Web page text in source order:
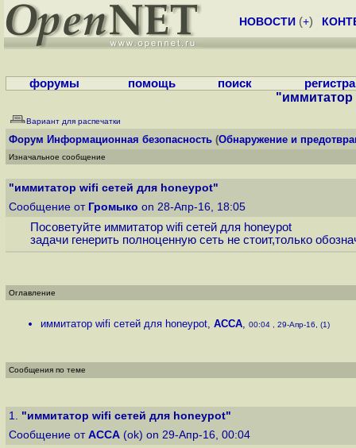
НОВОСТИ (+)
форумы помощь поиск
"иммитатор
Вариант для распечатки
Форум Информационная безопасность (Обнаружение и
Изначальное сообщение
"иммитатор wifi сетей для honeypot"
Сообщение от Громыко on 28-Апр-16, 18:05
Посоветуйте иммитатор wifi сетей для honeypot
задачи генерить полноценную сеть не стоит,только
Оглавление
иммитатор wifi сетей для honeypot, ACCA, 00:04 , 29-Апр-16, (1)
Сообщения по теме
1. "иммитатор wifi сетей для honeypot"
Сообщение от ACCA (ok) on 29-Апр-16, 00:04